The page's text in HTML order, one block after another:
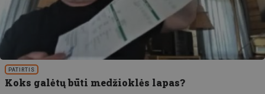
PATIRTIS
Koks galėtų būti medžioklės lapas?